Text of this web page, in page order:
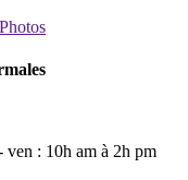
ven : 10h am à 2h pm